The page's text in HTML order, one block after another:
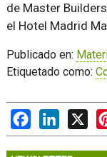
de Master
el Hotel Madrid
Publicado en:
Etiquetado como:
FacebookLinkedIn